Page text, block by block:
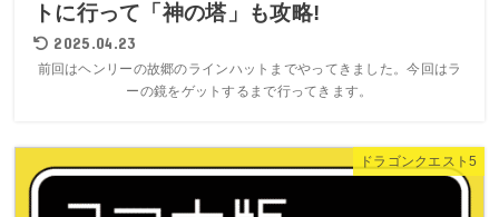
トに行って「神の塔」も攻略!
2025.04.23
前回はヘンリーの故郷のラインハットまでやってきました。今回はラ
ーの鏡をゲットするまで行ってきます。
ドラゴンクエスト5